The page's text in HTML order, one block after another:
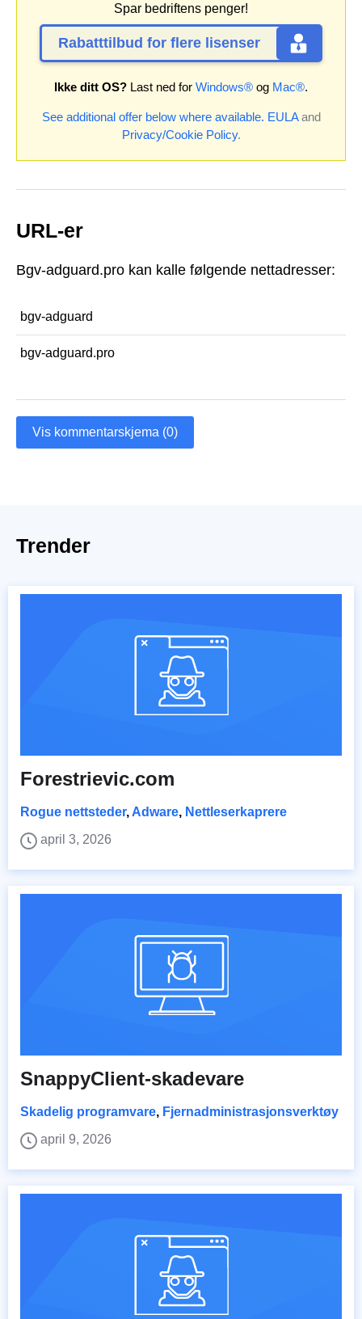
Spar bedriftens penger!
Rabatttilbud for flere lisenser
Ikke ditt OS? Last ned for Windows® og Mac®.
See additional offer below where available. EULAand
Privacy/Cookie Policy.
URL-er
Bgv-adguard.pro kan kalle følgende nettadresser:
bgv-adguard
bgv-adguard.pro
Vis kommentarskjema (0)
Trender
Forestrievic.com
Rogue nettsteder, Adware, Nettleserkaprere
april 3, 2026
SnappyClient-skadevare
Skadelig programvare, Fjernadministrasjonsverktøy
april 9, 2026